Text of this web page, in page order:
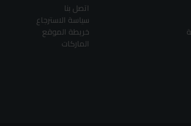
اتصل بنا
سياسة الاسترجاع
خريطة الموقع
الماركات